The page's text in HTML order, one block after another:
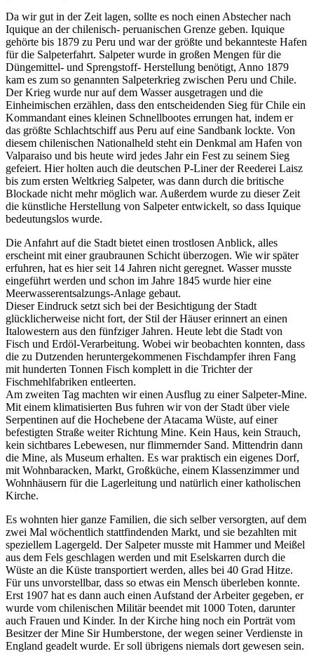
Da wir gut in der Zeit lagen, sollte es noch einen Abstecher nach
Iquique an der chilenisch- peruanischen Grenze geben. Iquique
gehörte bis 1879 zu Peru und war der größte und bekannteste Hafen
für die Salpeterfahrt. Salpeter wurde in großen Mengen für die
Düngemittel- und Sprengstoff- Herstellung benötigt, Anno 1879
kam es zum so genannten Salpeterkrieg zwischen Peru und Chile.
Der Krieg wurde nur auf dem Wasser ausgetragen und die
Einheimischen erzählen, dass den entscheidenden Sieg für Chile ein
Kommandant eines kleinen Schnellbootes errungen hat, indem er
das größte Schlachtschiff aus Peru auf eine Sandbank lockte. Von
diesem chilenischen Nationalheld steht ein Denkmal am Hafen von
Valparaiso und bis heute wird jedes Jahr ein Fest zu seinem Sieg
gefeiert. Hier holten auch die deutschen P-Liner der Reederei Laisz
bis zum ersten Weltkrieg Salpeter, was dann durch die britische
Blockade nicht mehr möglich war. Außerdem wurde zu dieser Zeit
die künstliche Herstellung von Salpeter entwickelt, so dass Iquique
bedeutungslos wurde.
Die Anfahrt auf die Stadt bietet einen trostlosen Anblick, alles
erscheint mit einer graubraunen Schicht überzogen. Wie wir später
erfuhren, hat es hier seit 14 Jahren nicht geregnet. Wasser musste
eingeführt werden und schon im Jahre 1845 wurde hier eine
Meerwasserentsalzungs-Anlage gebaut.
Dieser Eindruck setzt sich bei der Besichtigung der Stadt
glücklicherweise nicht fort, der Stil der Häuser erinnert an einen
Italowestern aus den fünfziger Jahren. Heute lebt die Stadt von
Fisch und Erdöl-Verarbeitung. Wobei wir beobachten konnten, dass
die zu Dutzenden heruntergekommenen Fischdampfer ihren Fang
mit hunderten Tonnen Fisch komplett in die Trichter der
Fischmehlfabriken entleerten.
Am zweiten Tag machten wir einen Ausflug zu einer Salpeter-Mine.
Mit einem klimatisierten Bus fuhren wir von der Stadt über viele
Serpentinen auf die Hochebene der Atacama Wüste, auf einer
befestigten Straße weiter Richtung Mine. Kein Haus, kein Strauch,
kein sichtbares Lebewesen, nur flimmernder Sand. Mittendrin dann
die Mine, als Museum erhalten. Es war praktisch ein eigenes Dorf,
mit Wohnbaracken, Markt, Großküche, einem Klassenzimmer und
Wohnhäusern für die Lagerleitung und natürlich einer katholischen
Kirche.
Es wohnten hier ganze Familien, die sich selber versorgten, auf dem
zwei Mal wöchentlich stattfindenden Markt, und sie bezahlten mit
speziellem Lagergeld. Der Salpeter musste mit Hammer und Meißel
aus dem Fels geschlagen werden und mit Eselskarren durch die
Wüste an die Küste transportiert werden, alles bei 40 Grad Hitze.
Für uns unvorstellbar, dass so etwas ein Mensch überleben konnte.
Erst 1907 hat es dann auch einen Aufstand der Arbeiter gegeben, er
wurde vom chilenischen Militär beendet mit 1000 Toten, darunter
auch Frauen und Kinder. In der Kirche hing noch ein Porträt vom
Besitzer der Mine Sir Humberstone, der wegen seiner Verdienste in
England geadelt wurde. Er soll übrigens niemals dort gewesen sein.